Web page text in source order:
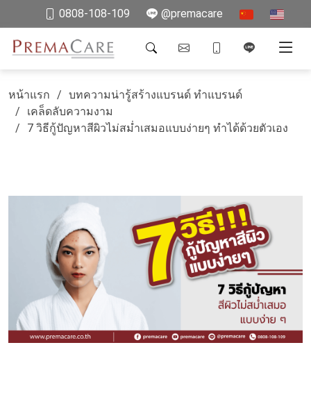
0808-108-109 @premacare
หน้าแรก
บทความน่ารู้สร้างแบรนด์ ทำแบรนด์
เคล็ดลับความงาม
7 วิธีกู้ปัญหาสีผิวไม่สม่ำเสมอแบบง่ายๆ ทำได้ด้วยตัวเอง